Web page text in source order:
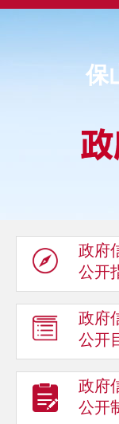
保
政府
公开
政府
公开
政府
公开